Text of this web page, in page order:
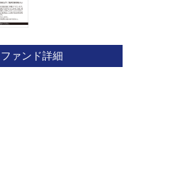
ファンド詳細